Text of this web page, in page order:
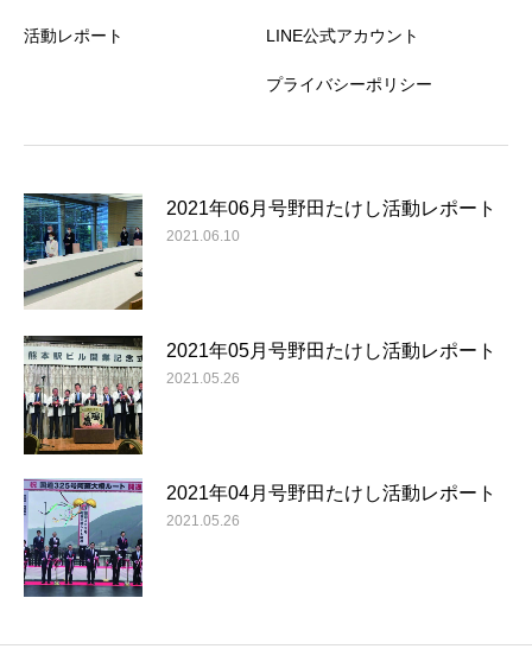
活動レポート LINE公式アカウント
プライバシーポリシー
2021年06月号野田たけし活動レポート
2021.06.10
2021年05月号野田たけし活動レポート
2021.05.26
2021年04月号野田たけし活動レポート
2021.05.26